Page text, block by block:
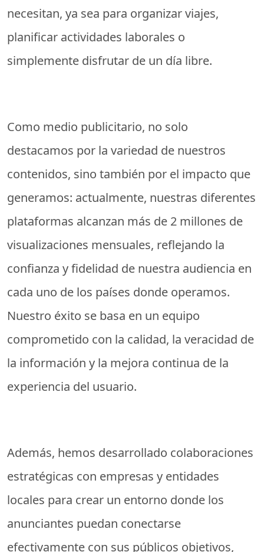
necesitan, ya sea para organizar viajes,
planificar actividades laborales o
simplemente disfrutar de un día libre.
Como medio publicitario, no solo
destacamos por la variedad de nuestros
contenidos, sino también por el impacto que
generamos: actualmente, nuestras diferentes
plataformas alcanzan más de 2 millones de
visualizaciones mensuales, reflejando la
confianza y fidelidad de nuestra audiencia en
cada uno de los países donde operamos.
Nuestro éxito se basa en un equipo
comprometido con la calidad, la veracidad de
la información y la mejora continua de la
experiencia del usuario.
Además, hemos desarrollado colaboraciones
estratégicas con empresas y entidades
locales para crear un entorno donde los
anunciantes puedan conectarse
efectivamente con sus públicos objetivos,